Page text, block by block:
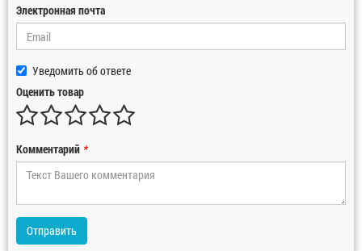
Электронная почта
Уведомить об ответе
Оценить товар
Комментарий *
Отправить